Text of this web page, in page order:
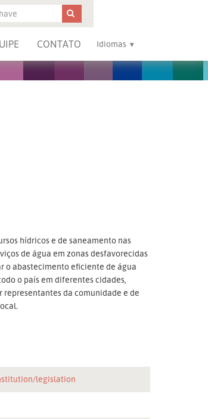
CONTATO Idiomas
hídricos e de saneamento nas
de água em zonas desfavorecidas
o abastecimento eficiente de água
o país em diferentes cidades,
da comunidade e de
legislation